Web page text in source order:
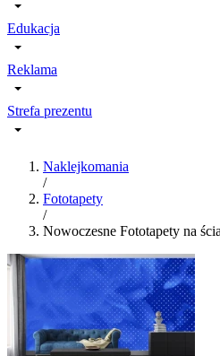
Edukacja
Reklama
Strefa prezentu
Naklejkomania
/
Fototapety
/
Nowoczesne Fototapety na